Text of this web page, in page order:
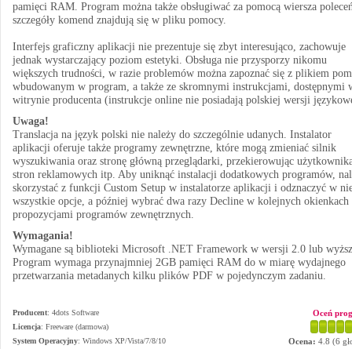
pamięci RAM. Program można także obsługiwać za pomocą wiersza
szczegóły komend znajdują się w pliku pomocy.
Interfejs graficzny aplikacji nie prezentuje się zbyt interesująco, zachowuje
jednak wystarczający poziom estetyki. Obsługa nie przysporzy nikomu
większych trudności, w razie problemów można zapoznać się z plikiem
wbudowanym w program, a także ze skromnymi instrukcjami, dostępnymi
witrynie producenta (instrukcje online nie posiadają polskiej wersji
Uwaga!
Translacja na język polski nie należy do szczególnie udanych. Instalator
aplikacji oferuje także programy zewnętrzne, które mogą zmieniać silnik
wyszukiwania oraz stronę główną przeglądarki, przekierowując
stron reklamowych itp. Aby uniknąć instalacji dodatkowych programów,
skorzystać z funkcji Custom Setup w instalatorze aplikacji i odznaczyć w
wszystkie opcje, a później wybrać dwa razy Decline w kolejnych okienkach
propozycjami programów zewnętrznych.
Wymagania!
Wymagane są biblioteki Microsoft .NET Framework w wersji 2.0 lub
Program wymaga przynajmniej 2GB pamięci RAM do w miarę wydajnego
przetwarzania metadanych kilku plików PDF w pojedynczym zadaniu.
Producent: 4dots Software
Licencja: Freeware (darmowa)
System Operacyjny: Windows XP/Vista/7/8/10
Oceń
Ocena: 4.8 (6